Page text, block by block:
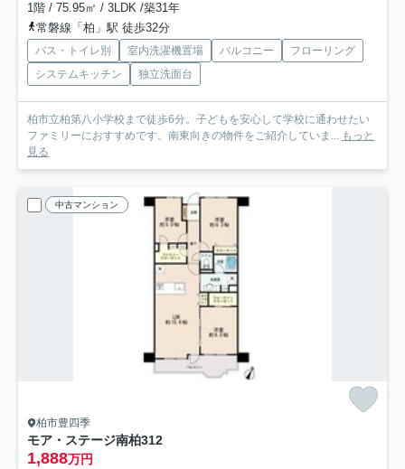
1階 / 75.95㎡ / 3LDK /築31年
常磐線「柏」駅 徒歩32分
バス・トイレ別 室内洗濯機置場 バルコニー
フローリング
システムキッチン
独立洗面台
柏市立柏第八小学校まで徒歩6分。子どもを安心して学校に通わせたい
ファミリーにおすすめです。南東向きの物件をご紹介していま... もっと
見る
中古マンション
柏市豊四季
モア・ステージ南柏312
1,888万円